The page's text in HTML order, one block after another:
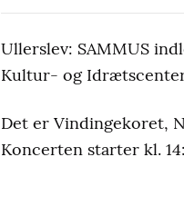
Ullerslev: SAMMUS
Kultur- og
Det er Vindingekoret,
Koncerten starter kl.